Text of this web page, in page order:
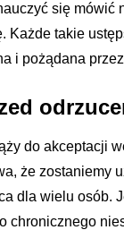
się mówić
Każde takie
i pożądana
do akceptacji
że zostaniemy
dla wielu osób.
chronicznego